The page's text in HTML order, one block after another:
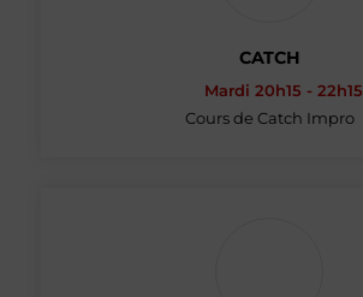
CATCH
Mardi 20h15 - 22h15
Cours de Catch Impro